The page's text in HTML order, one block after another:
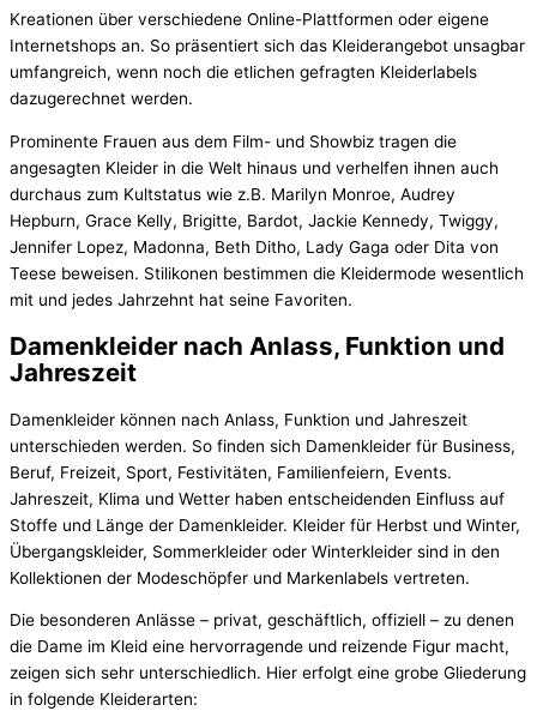
Kreationen über verschiedene Online-Plattformen oder eigene
Internetshops an. So präsentiert sich das Kleiderangebot unsagbar
umfangreich, wenn noch die etlichen gefragten Kleiderlabels
dazugerechnet werden.
Prominente Frauen aus dem Film- und Showbiz tragen die
angesagten Kleider in die Welt hinaus und verhelfen ihnen auch
durchaus zum Kultstatus wie z.B. Marilyn Monroe, Audrey
Hepburn, Grace Kelly, Brigitte, Bardot, Jackie Kennedy, Twiggy,
Jennifer Lopez, Madonna, Beth Ditho, Lady Gaga oder Dita von
Teese beweisen. Stilikonen bestimmen die Kleidermode wesentlich
mit und jedes Jahrzehnt hat seine Favoriten.
Damenkleider nach Anlass, Funktion und
Jahreszeit
Damenkleider können nach Anlass, Funktion und Jahreszeit
unterschieden werden. So finden sich Damenkleider für Business,
Beruf, Freizeit, Sport, Festivitäten, Familienfeiern, Events.
Jahreszeit, Klima und Wetter haben entscheidenden Einfluss auf
Stoffe und Länge der Damenkleider. Kleider für Herbst und Winter,
Übergangskleider, Sommerkleider oder Winterkleider sind in den
Kollektionen der Modeschöpfer und Markenlabels vertreten.
Die besonderen Anlässe – privat, geschäftlich, offiziell – zu denen
die Dame im Kleid eine hervorragende und reizende Figur macht,
zeigen sich sehr unterschiedlich. Hier erfolgt eine grobe Gliederung
in folgende Kleiderarten: